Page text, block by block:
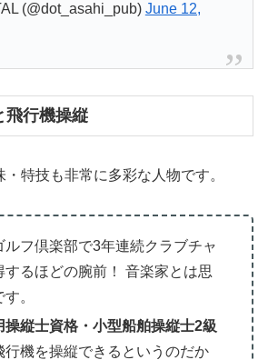
(@dot_asahi_pub) June 12,
飛行機操縦
特技も非常に多彩な人物です。
ルフ倶楽部で3年連続クラブチャ
するほどの腕前！ 音楽家とは思
。
操縦士資格・小型船舶操縦士2級
行機を操縦できるというのだか